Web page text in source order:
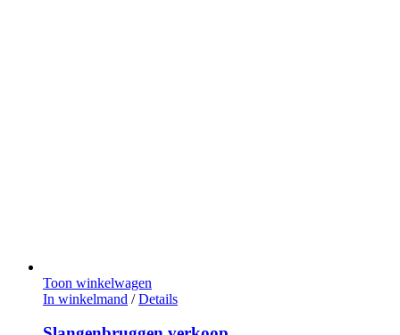
Toon winkelwagen
In winkelmand / Details